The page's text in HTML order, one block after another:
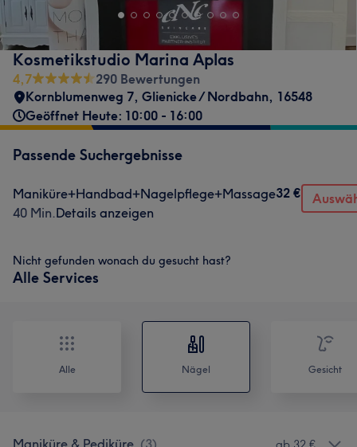
Kosmetikstudio Marina Aplas
4,7
290 Bewertungen
Kornblumenweg 7, Glienicke / Nordbahn, 16548
Geöffnet Heute: 10:00 - 16:00
Passende Suchergebnisse
Maniküre+Handbad+Nagelpflege+Massage
40 Min.Details anzeigen
32 €
Nicht gefunden wonach du gesucht hast?
Alle Services
Alle Nägel Gesicht
Maniküre & Pediküre (3)